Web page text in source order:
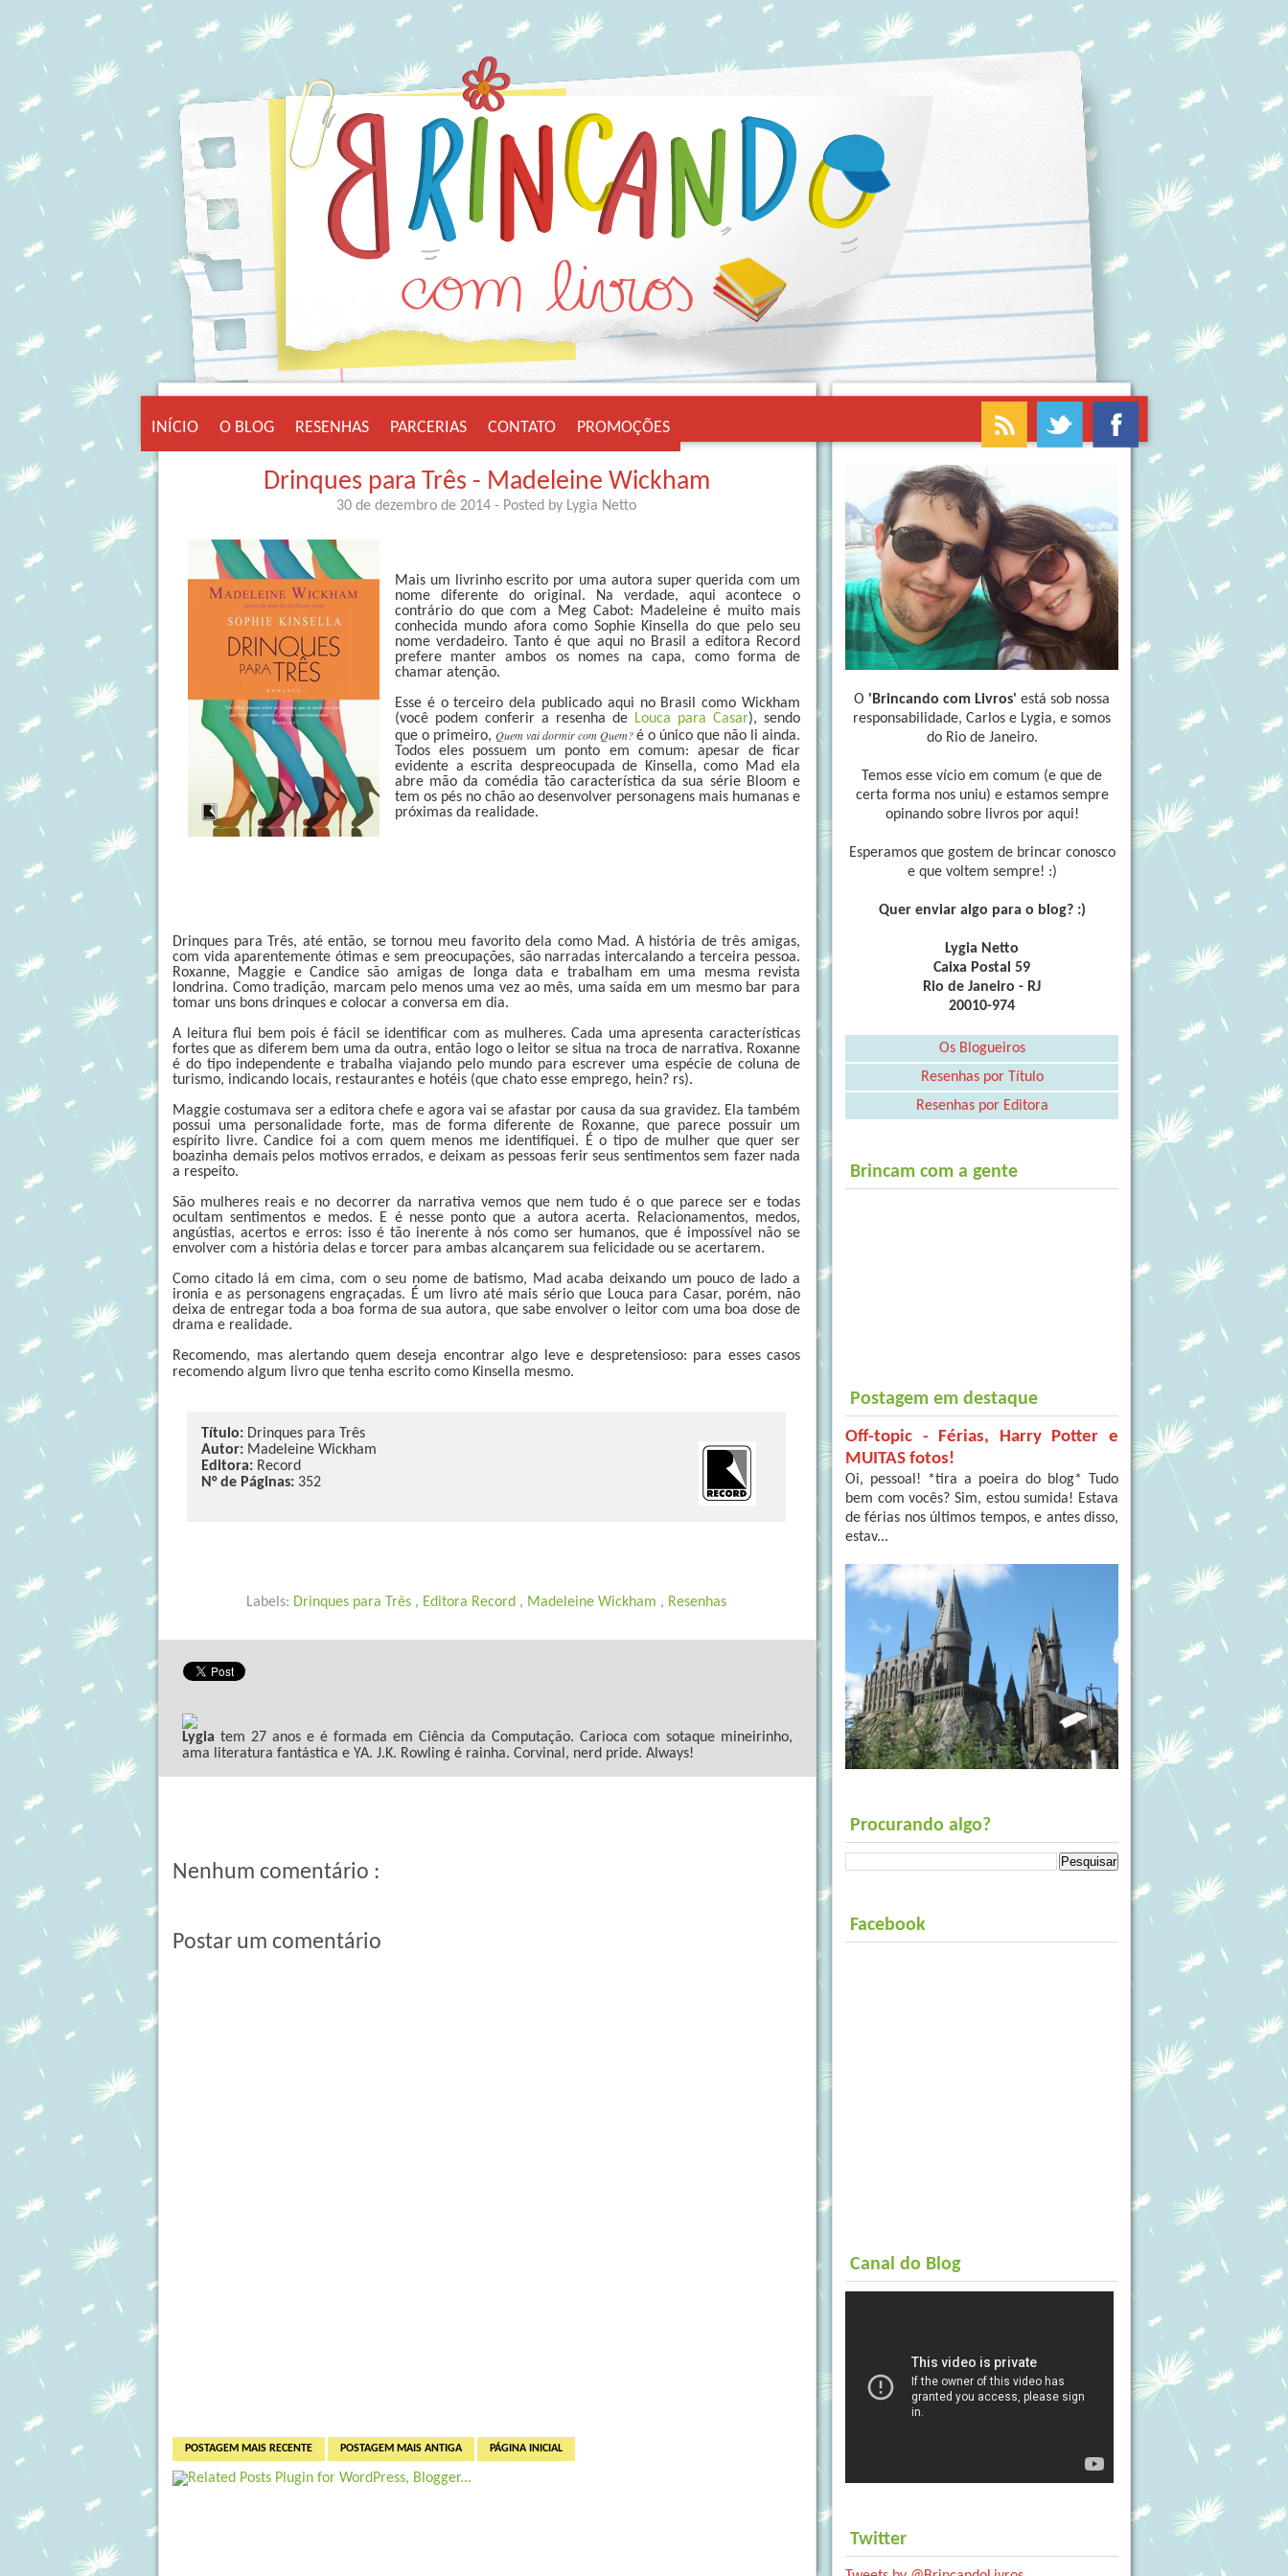
INÍCIO O BLOG RESENHAS PARCERIAS CONTATO PROMOÇÕES
Drinques para Três - Madeleine Wickham
30 de dezembro de 2014 - Posted by Lygia Netto
Mais um livrinho escrito por uma autora super querida com um
nome diferente do original. Na verdade, aqui acontece o
contrário do que com a Meg Cabot: Madeleine é muito mais
conhecida mundo afora como Sophie Kinsella do que pelo seu
nome verdadeiro. Tanto é que aqui no Brasil a editora Record
prefere manter ambos os nomes na capa, como forma de
chamar atenção.
Esse é o terceiro dela publicado aqui no Brasil como Wickham
(você podem conferir a resenha de Louca para Casar), sendo
que o primeiro, Quem vai dormir com Quem? é o único que não li ainda.
Todos eles possuem um ponto em comum: apesar de ficar
evidente a escrita despreocupada de Kinsella, como Mad ela
abre mão da comédia tão característica da sua série Bloom e
tem os pés no chão ao desenvolver personagens mais humanas e
próximas da realidade.
Drinques para Três, até então, se tornou meu favorito dela como Mad. A história de três amigas,
com vida aparentemente ótimas e sem preocupações, são narradas intercalando a terceira pessoa.
Roxanne, Maggie e Candice são amigas de longa data e trabalham em uma mesma revista
londrina. Como tradição, marcam pelo menos uma vez ao mês, uma saída em um mesmo bar para
tomar uns bons drinques e colocar a conversa em dia.
A leitura flui bem pois é fácil se identificar com as mulheres. Cada uma apresenta características
fortes que as diferem bem uma da outra, então logo o leitor se situa na troca de narrativa. Roxanne
é do tipo independente e trabalha viajando pelo mundo para escrever uma espécie de coluna de
turismo, indicando locais, restaurantes e hotéis (que chato esse emprego, hein? rs).
Maggie costumava ser a editora chefe e agora vai se afastar por causa da sua gravidez. Ela também
possui uma personalidade forte, mas de forma diferente de Roxanne, que parece possuir um
espírito livre. Candice foi a com quem menos me identifiquei. É o tipo de mulher que quer ser
boazinha demais pelos motivos errados, e deixam as pessoas ferir seus sentimentos sem fazer nada
a respeito.
São mulheres reais e no decorrer da narrativa vemos que nem tudo é o que parece ser e todas
ocultam sentimentos e medos. E é nesse ponto que a autora acerta. Relacionamentos, medos,
angústias, acertos e erros: isso é tão inerente à nós como ser humanos, que é impossível não se
envolver com a história delas e torcer para ambas alcançarem sua felicidade ou se acertarem.
Como citado lá em cima, com o seu nome de batismo, Mad acaba deixando um pouco de lado a
ironia e as personagens engraçadas. É um livro até mais sério que Louca para Casar, porém, não
deixa de entregar toda a boa forma de sua autora, que sabe envolver o leitor com uma boa dose de
drama e realidade.
Recomendo, mas alertando quem deseja encontrar algo leve e despretensioso: para esses casos
recomendo algum livro que tenha escrito como Kinsella mesmo.
Título: Drinques para Três
Autor: Madeleine Wickham
Editora: Record
N° de Páginas: 352
Labels: Drinques para Três , Editora Record , Madeleine Wickham , Resenhas
Lygia tem 27 anos e é formada em Ciência da Computação. Carioca com sotaque mineirinho,
ama literatura fantástica e YA. J.K. Rowling é rainha. Corvinal, nerd pride. Always!
Nenhum comentário :
Postar um comentário
POSTAGEM MAIS RECENTE POSTAGEM MAIS ANTIGA PÁGINA INICIAL
O 'Brincando com Livros' está sob nossa
responsabilidade, Carlos e Lygia, e somos
do Rio de Janeiro.
Temos esse vício em comum (e que de
certa forma nos uniu) e estamos sempre
opinando sobre livros por aqui!
Esperamos que gostem de brincar conosco
e que voltem sempre! :)
Quer enviar algo para o blog? :)
Lygia Netto
Caixa Postal 59
Rio de Janeiro - RJ
20010-974
Os Blogueiros
Resenhas por Título
Resenhas por Editora
Brincam com a gente
Postagem em destaque
Off-topic - Férias, Harry Potter e
MUITAS fotos!
Oi, pessoal! *tira a poeira do blog* Tudo
bem com vocês? Sim, estou sumida! Estava
de férias nos últimos tempos, e antes disso,
estav...
Procurando algo?
Facebook
Canal do Blog
Twitter